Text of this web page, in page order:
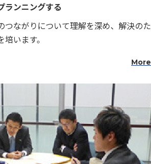
ランニングする
つながりについて理解を深め、解決のた
います。
More